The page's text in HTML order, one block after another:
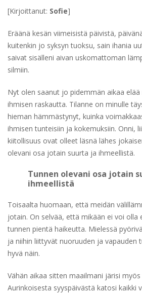
[Kirjoittanut: Sofie]
Eräänä kesän viimeisistä päivistä,
kuitenkin jo syksyn tuoksu, sain ihania
saivat sisälleni aivan uskomattoman
silmiin.
Nyt olen saanut jo pidemmän aikaa
ihmisen raskautta. Tilanne on minulle
hieman hämmästynyt, kuinka
ihmisen tunteisiin ja kokemuksiin. Onni,
kiitollisuus ovat olleet läsnä lähes
olevani osa jotain suurta ja ihmeellistä.
Tunnen olevani osa jotain
ihmeellistä
Toisaalta huomaan, että meidän
jotain. On selvää, että mikään ei voi olla
tunnen pientä haikeutta. Mielessä
ja niihin liittyvät nuoruuden ja vapauden
hyvä näin.
Vähän aikaa sitten maailmani järisi
Aurinkoisesta syyspäivästä katosi kaikki